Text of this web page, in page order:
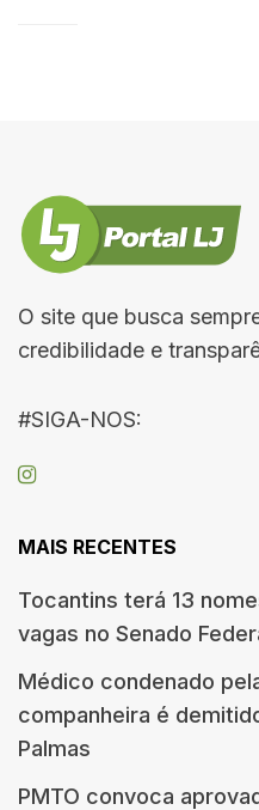
O site que busca
credibilidade e
#SIGA-NOS:
MAIS RECENTES
Tocantins terá 13
vagas no Senado
Médico condenado
companheira é
Palmas
PMTO convoca